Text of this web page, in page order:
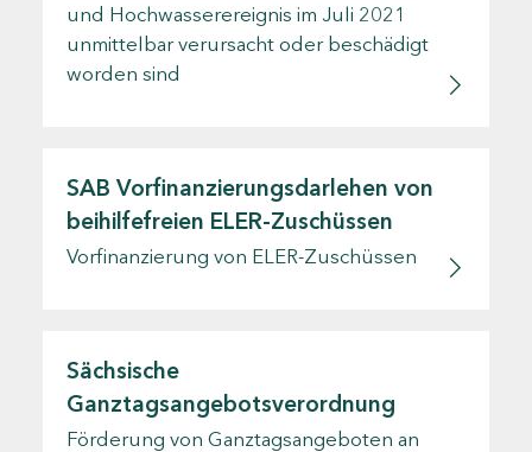
und Hochwasserereignis im Juli 2021
unmittelbar verursacht oder beschädigt
worden sind
SAB Vorfinanzierungsdarlehen von
beihilfefreien ELER-Zuschüssen
Vorfinanzierung von ELER-Zuschüssen
Sächsische
Ganztagsangebotsverordnung
Förderung von Ganztagsangeboten an